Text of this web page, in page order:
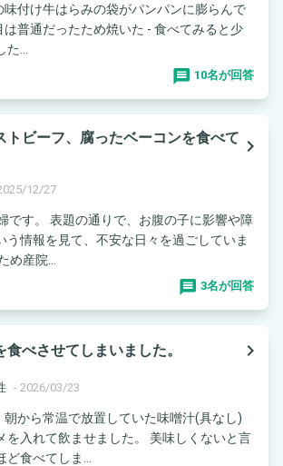
味付け牛はらみの袋がパンパンに膨らんで
は普通だったため焼いた - 食べてみると少
...
10名が回答
トビーフ、腐ったベーコンを食べて navigate_next
12/27
の子に影響や障
う情報を見て、不安な日々を過ごしていま
め産院...
3名が回答
べさせてしまいました。
navigate_next
- 2026/03/23
を入れて飲ませました。 美味しくないと言
食べてしま...